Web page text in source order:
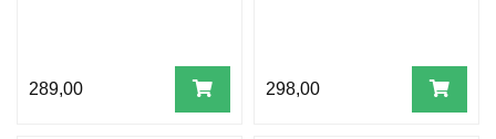
289,00 298,00